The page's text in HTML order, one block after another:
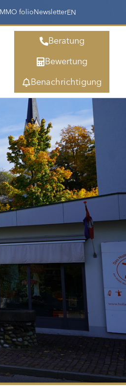
IMMO folio NewsletterEN
Beratung
Bewertung
Benachrichtigung